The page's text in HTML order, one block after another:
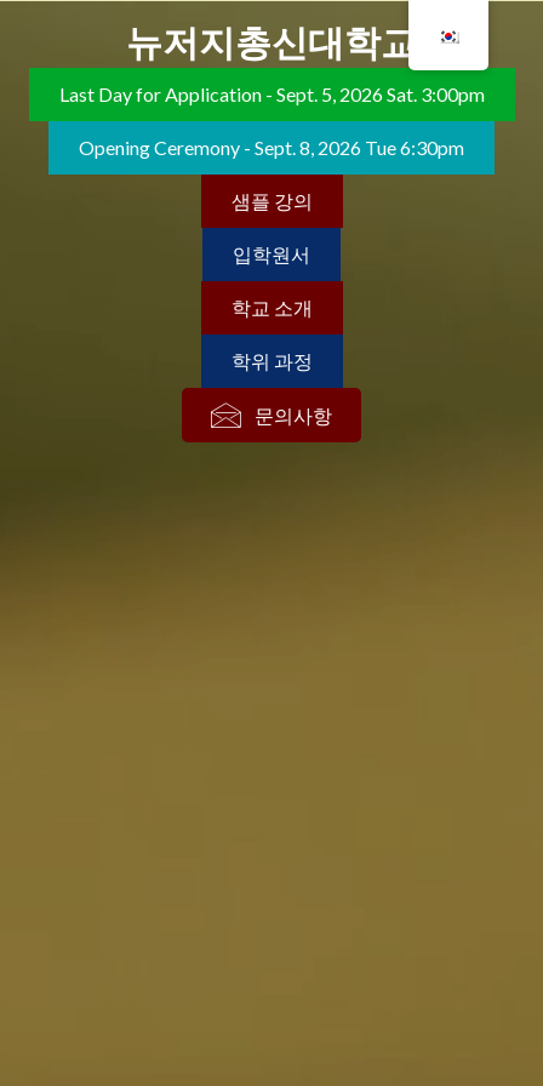
뉴저지총신대학교
Last Day for Application - Sept. 5, 2026 Sat. 3:00pm
Opening Ceremony - Sept. 8, 2026 Tue 6:30pm
샘플 강의
입학원서
학교 소개
학위 과정
문의사항